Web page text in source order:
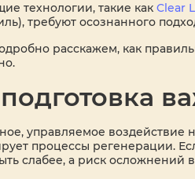
технологии, такие как Clear
требуют осознанного
расскажем, как
управляемое воздействие
процессы регенерации.
слабее, а риск осложнений